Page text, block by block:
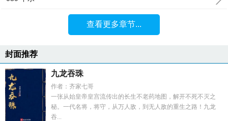
查看更多章节...
封面推荐
九龙吞珠
作者：齐家七哥
一张从始皇帝皇宫流传出的长生不老药地图，解开不死不灭之
秘。一代名将，将守，从万人敌，到无人敌的重生之路！九龙
吞...